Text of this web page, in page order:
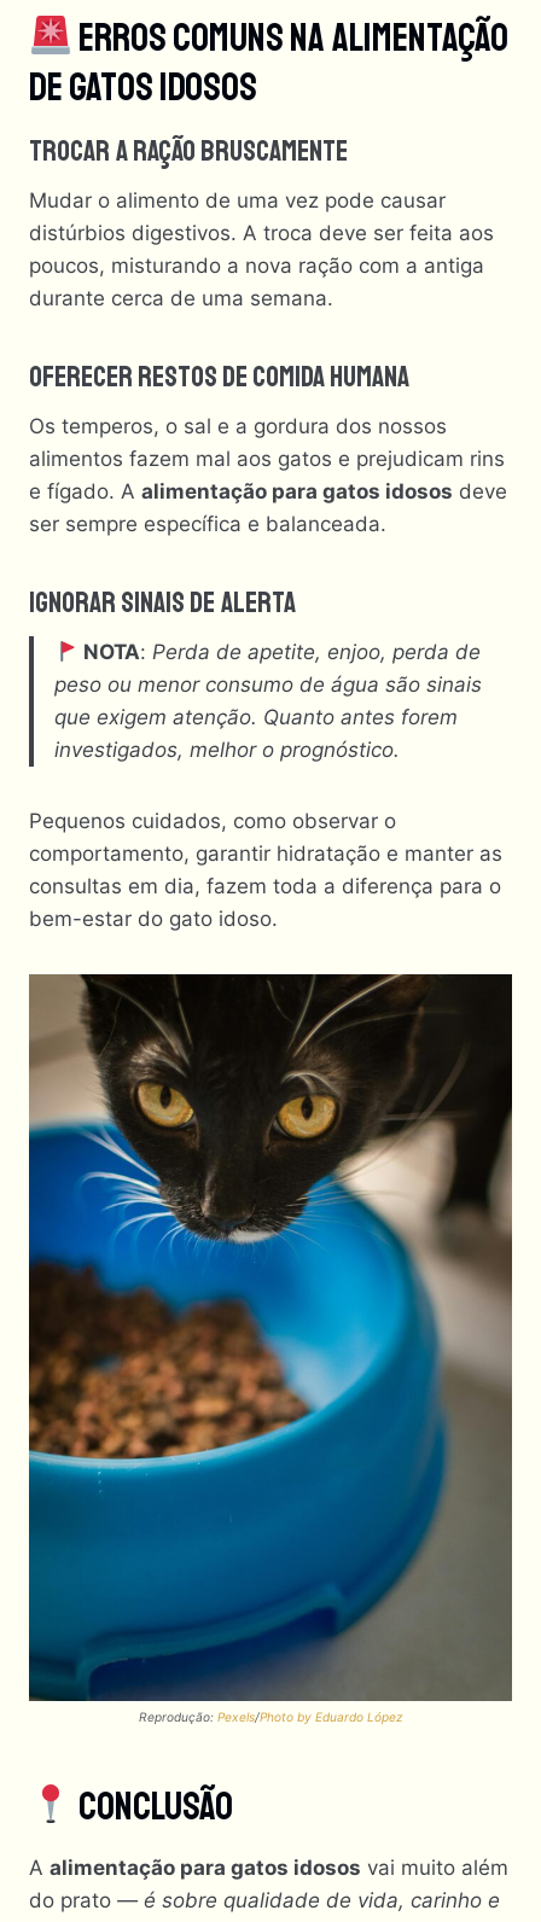
Erros Comuns Na Alimentação
De Gatos Idosos
Trocar A Ração Bruscamente
Mudar o alimento de uma vez pode causar
distúrbios digestivos. A troca deve ser feita aos
poucos, misturando a nova ração com a antiga
durante cerca de uma semana.
Oferecer Restos De Comida Humana
Os temperos, o sal e a gordura dos nossos
alimentos fazem mal aos gatos e prejudicam rins
e fígado. A alimentação para gatos idosos deve
ser sempre específica e balanceada.
Ignorar Sinais De Alerta
NOTA:Perda de apetite, enjoo, perda de
peso ou menor consumo de água são sinais
que exigem atenção. Quanto antes forem
investigados, melhor o prognóstico.
Pequenos cuidados, como observar o
comportamento, garantir hidratação e manter as
consultas em dia, fazem toda a diferença para o
bem-estar do gato idoso.
Reprodução: Pexels/Photo by Eduardo López
Conclusão
A alimentação para gatos idosos vai muito além
do prato — é sobre qualidade de vida, carinho e